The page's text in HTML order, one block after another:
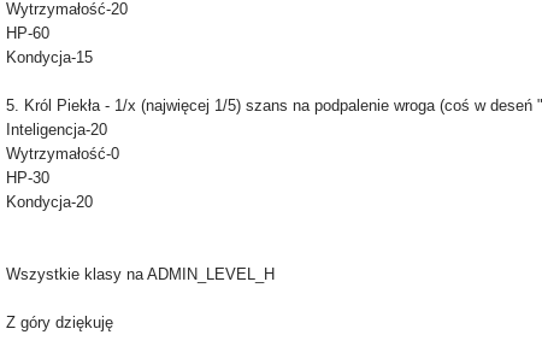
Wytrzymałość-20
HP-60
Kondycja-15
5. Król Piekła - 1/x (najwięcej 1/5) szans na podpalenie wroga (coś w
Inteligencja-20
Wytrzymałość-0
HP-30
Kondycja-20
Wszystkie klasy na ADMIN_LEVEL_H
Z góry dziękuję